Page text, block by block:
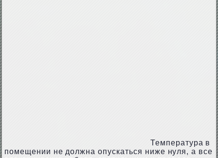
Температура в
помещении не должна опускаться ниже нуля, а все